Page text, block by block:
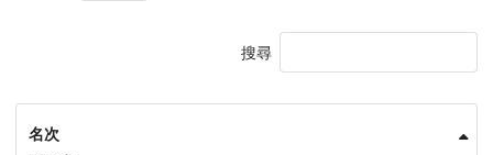
搜尋
名次